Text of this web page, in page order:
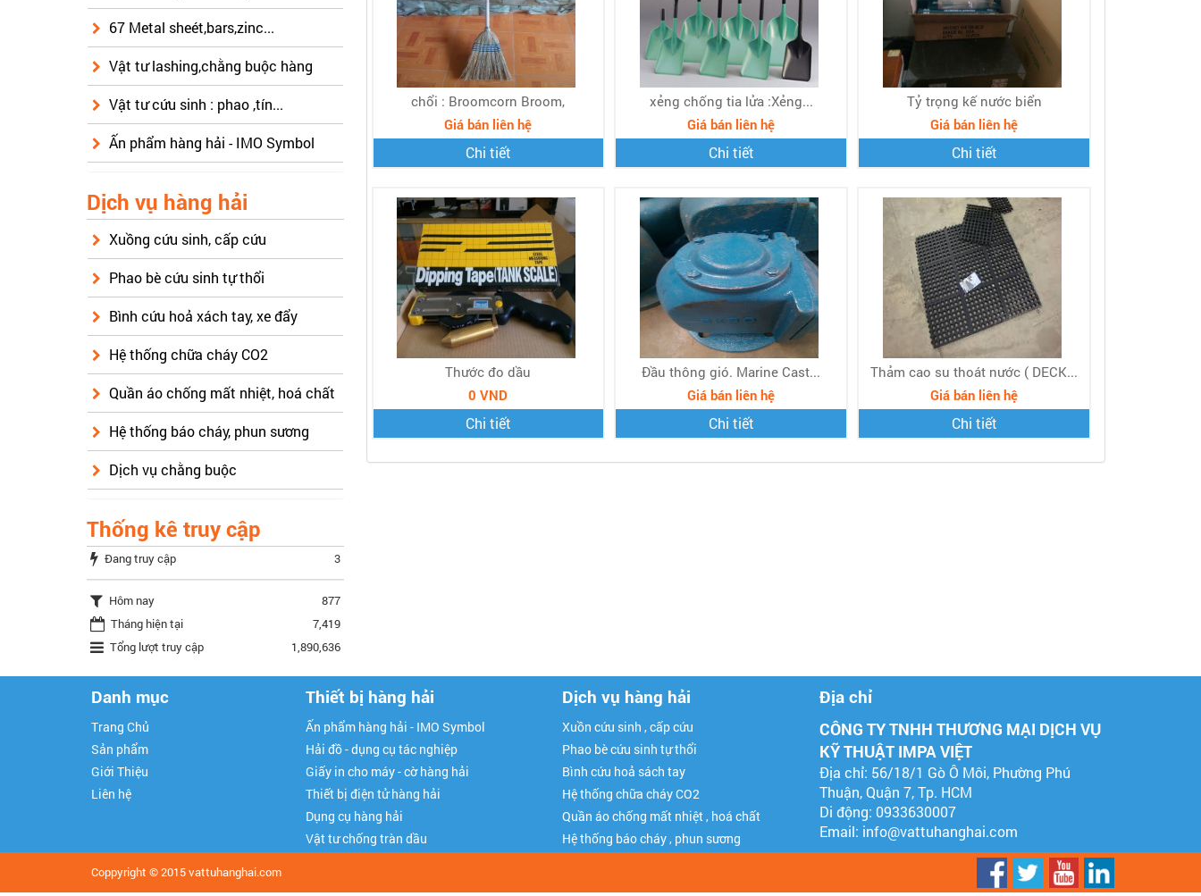
67 Metal sheét,bars,zinc...
Vật tư lashing,chằng buộc hàng
Vật tư cứu sinh : phao ,tín...
Ấn phẩm hàng hải - IMO Symbol
Dịch vụ hàng hải
Xuồng cứu sinh, cấp cứu
Phao bè cứu sinh tự thổi
Bình cứu hoả xách tay, xe đẩy
Hệ thống chữa cháy CO2
Quần áo chống mất nhiệt, hoá chất
Hệ thống báo cháy, phun sương
Dịch vụ chằng buộc
Thống kê truy cập
Đang truy cập 3
Hôm nay
877
Tháng hiện tại
7,419
Tổng lượt truy cập
1,890,636
chổi : Broomcorn Broom,
Giá bán liên hệ
Chi tiết
xẻng chống tia lửa :Xẻng...
Giá bán liên hệ
Chi tiết
Tỷ trọng kế nước biển
Giá bán liên hệ
Chi tiết
Thước đo dầu
0 VND
Chi tiết
Đầu thông gió. Marine Cast...
Giá bán liên hệ
Chi tiết
Thảm cao su thoát nước ( DECK...
Giá bán liên hệ
Chi tiết
Danh mục
Trang Chủ
Sản phẩm
Giới Thiệu
Liên hệ
Thiết bị hàng hải
Ấn phẩm hàng hải - IMO Symbol
Hải đồ - dụng cụ tác nghiệp
Giấy in cho máy - cờ hàng hải
Thiết bị điện tử hàng hải
Dụng cụ hàng hải
Vật tư chống tràn dầu
Dịch vụ hàng hải
Xuồn cứu sinh , cấp cứu
Phao bè cứu sinh tự thổi
Bình cứu hoả sách tay
Hệ thống chữa cháy CO2
Quần áo chống mất nhiệt , hoá chất
Hệ thống báo cháy , phun sương
Địa chỉ
CÔNG TY TNHH THƯƠNG MẠI DỊCH VỤ
KỸ THUẬT IMPA VIỆT
Địa chỉ: 56/18/1 Gò Ô Môi, Phường Phú
Thuận, Quận 7, Tp. HCM
Di động: 0933630007
Email: info@vattuhanghai.com
Coppyright © 2015vattuhanghai.com